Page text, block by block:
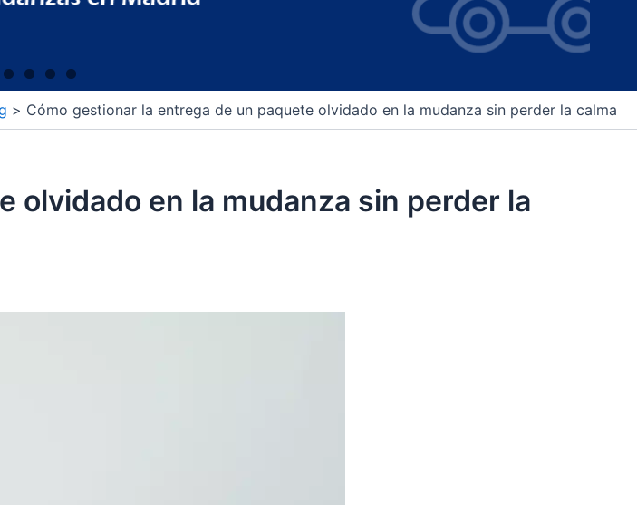
Cómo gestionar la entrega de un paquete olvidado en la mudanza sin perder la calma
olvidado en la mudanza sin perder la